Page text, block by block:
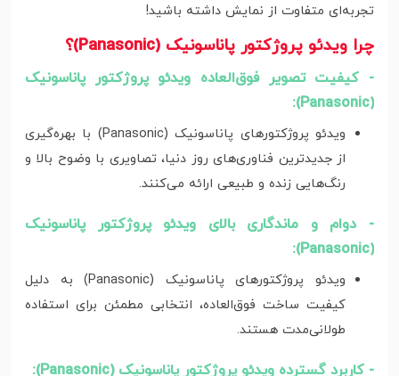
تجربه‌ای متفاوت از نمایش داشته باشید!
چرا ویدئو پروژکتور پاناسونیک (Panasonic)؟
- کیفیت تصویر فوق‌العاده ویدئو پروژکتور پاناسونیک
(Panasonic):
ویدئو پروژکتورهای پاناسونیک (Panasonic) با بهره‌گیری
از جدیدترین فناوری‌های روز دنیا، تصاویری با وضوح بالا و
رنگ‌هایی زنده و طبیعی ارائه می‌کنند.
- دوام و ماندگاری بالای ویدئو پروژکتور پاناسونیک
(Panasonic):
ویدئو پروژکتورهای پاناسونیک (Panasonic) به دلیل
کیفیت ساخت فوق‌العاده، انتخابی مطمئن برای استفاده
طولانی‌مدت هستند.
- کاربرد گسترده ویدئو پروژکتور پاناسونیک (Panasonic):